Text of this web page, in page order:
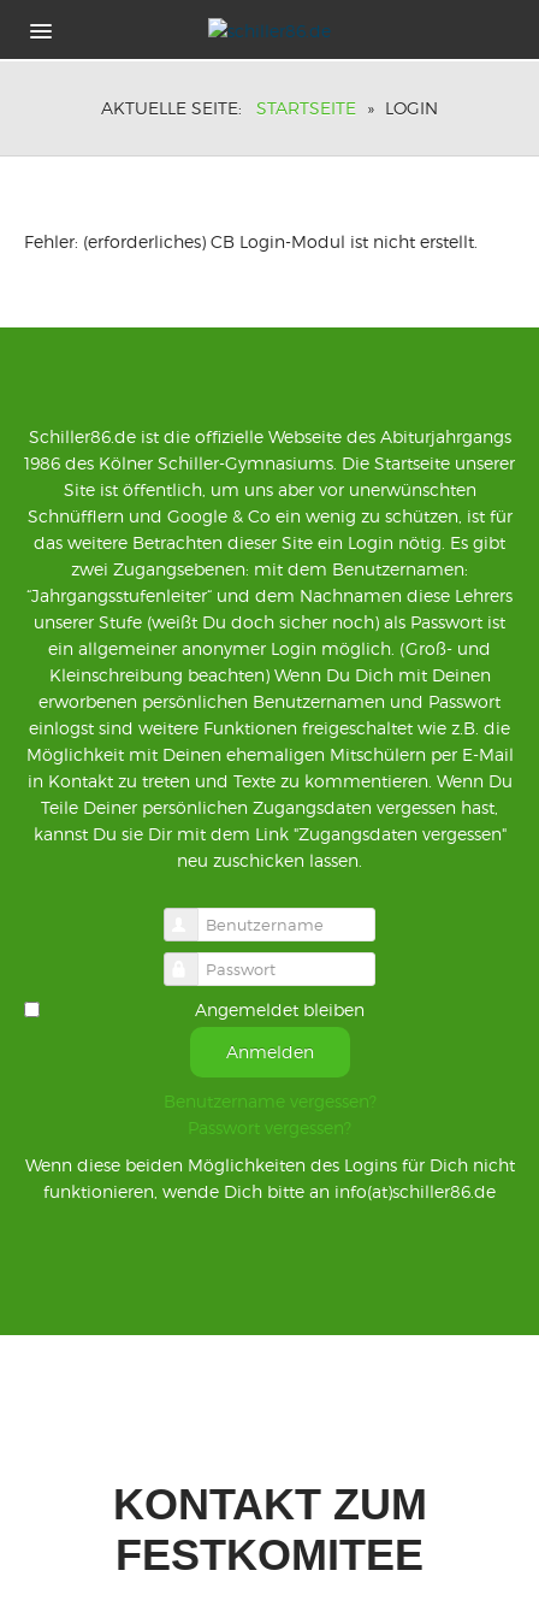
AKTUELLE SEITE: STARTSEITE » LOGIN
Fehler: (erforderliches) CB Login-Modul ist nicht erstellt.
Schiller86.de ist die offizielle Webseite des Abiturjahrgangs
1986 des Kölner Schiller-Gymnasiums. Die Startseite unserer
Site ist öffentlich, um uns aber vor unerwünschten
Schnüfflern und Google & Co ein wenig zu schützen, ist für
das weitere Betrachten dieser Site ein Login nötig. Es gibt
zwei Zugangsebenen: mit dem Benutzernamen:
“Jahrgangsstufenleiter“ und dem Nachnamen diese Lehrers
unserer Stufe (weißt Du doch sicher noch) als Passwort ist
ein allgemeiner anonymer Login möglich. (Groß- und
Kleinschreibung beachten) Wenn Du Dich mit Deinen
erworbenen persönlichen Benutzernamen und Passwort
einlogst sind weitere Funktionen freigeschaltet wie z.B. die
Möglichkeit mit Deinen ehemaligen Mitschülern per E-Mail
in Kontakt zu treten und Texte zu kommentieren. Wenn Du
Teile Deiner persönlichen Zugangsdaten vergessen hast,
kannst Du sie Dir mit dem Link "Zugangsdaten vergessen"
neu zuschicken lassen.
Benutzername
Passwort
Angemeldet bleiben
Anmelden
Benutzername vergessen?
Passwort vergessen?
Wenn diese beiden Möglichkeiten des Logins für Dich nicht
funktionieren, wende Dich bitte an info(at)schiller86.de
KONTAKT ZUM
FESTKOMITEE